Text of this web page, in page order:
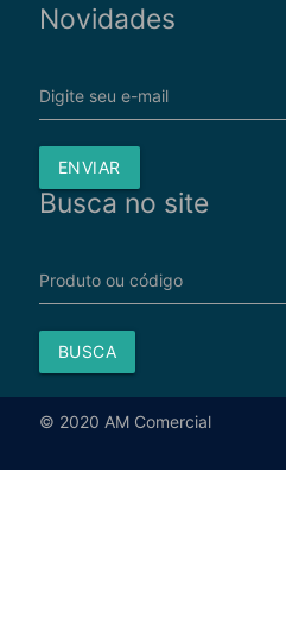
Novidades
Digite seu e-mail
ENVIAR
Busca no site
Produto ou código
BUSCA
© 2020 AM Comercial